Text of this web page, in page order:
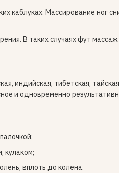
каблуках. Массирование ног
В таких случаях фут массаж
индийская, тибетская,
и одновременно
кулаком;
вплоть до колена.